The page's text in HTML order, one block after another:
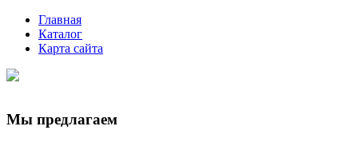
Главная
Каталог
Карта сайта
Мы предлагаем